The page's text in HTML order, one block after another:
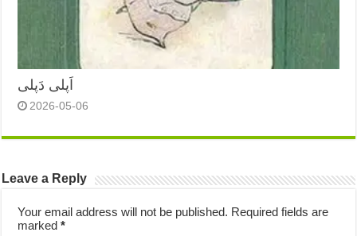
اَپلی دَپلی
2026-05-06
Leave a Reply
Your email address will not be published. Required fields are
marked*